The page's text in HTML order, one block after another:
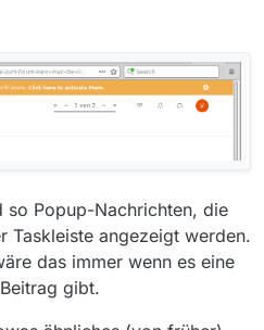
so Popup-Nachrichten, die
Taskleiste angezeigt werden.
das immer wenn es eine
gibt.